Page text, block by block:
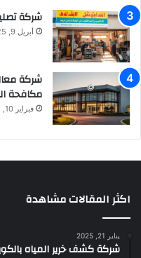
شركة تصليح
أبريل 9, 2025
مكافحة
فبراير 10, 2025
اكثر المقالات مشاهدة
يناير 21, 2025
شركة كشف خرير المياه